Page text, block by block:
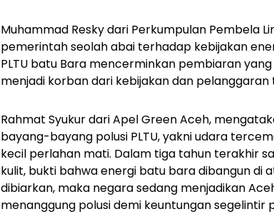
Muhammad Resky dari Perkumpulan Pembela
pemerintah seolah abai terhadap kebijakan
PLTU batu Bara mencerminkan pembiaran
menjadi korban dari kebijakan dan pelanggaran
Rahmat Syukur dari Apel Green Aceh,
bayang-bayang polusi PLTU, yakni udara
kecil perlahan mati. Dalam tiga tahun terakhir
kulit, bukti bahwa energi batu bara dibangun di
dibiarkan, maka negara sedang menjadikan
menanggung polusi demi keuntungan segelintir